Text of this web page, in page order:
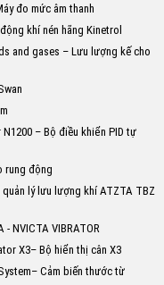
đo mức âm thanh
khí nén hãng Kinetrol
and gases – Lưu lượng kế cho
– Bộ điều khiển PID tự
rung động
lý lưu lượng khí ATZTA TBZ
NVICTA VIBRATOR
X3– Bộ hiển thị cân X3
Cảm biến thước từ